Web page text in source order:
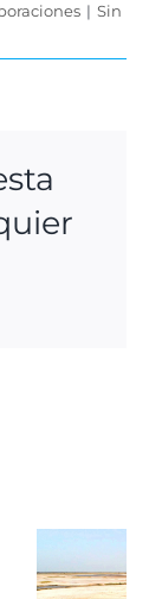
| Sin